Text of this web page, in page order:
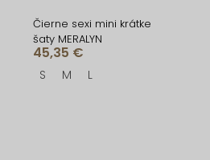
Čierne sexi mini krátke
šaty MERALYN
45,35 €
S M L